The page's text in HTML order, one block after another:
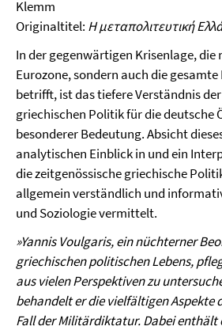
Klemm
Originaltitel: Η μεταπολιτευτική
In der gegenwärtigen Krisenlage, die
Eurozone, sondern auch die
betrifft, ist das tiefere Verständnis
griechischen Politik für die deutsche
besonderer Bedeutung. Absicht
analytischen Einblick in und ein
die zeitgenössische griechische
allgemein verständlich und
und Soziologie vermittelt.
»Yannis Voulgaris, ein nüchterner
griechischen politischen Lebens,
aus vielen Perspektiven zu
behandelt er die vielfältigen Aspekte
Fall der Militärdiktatur. Dabei enthält